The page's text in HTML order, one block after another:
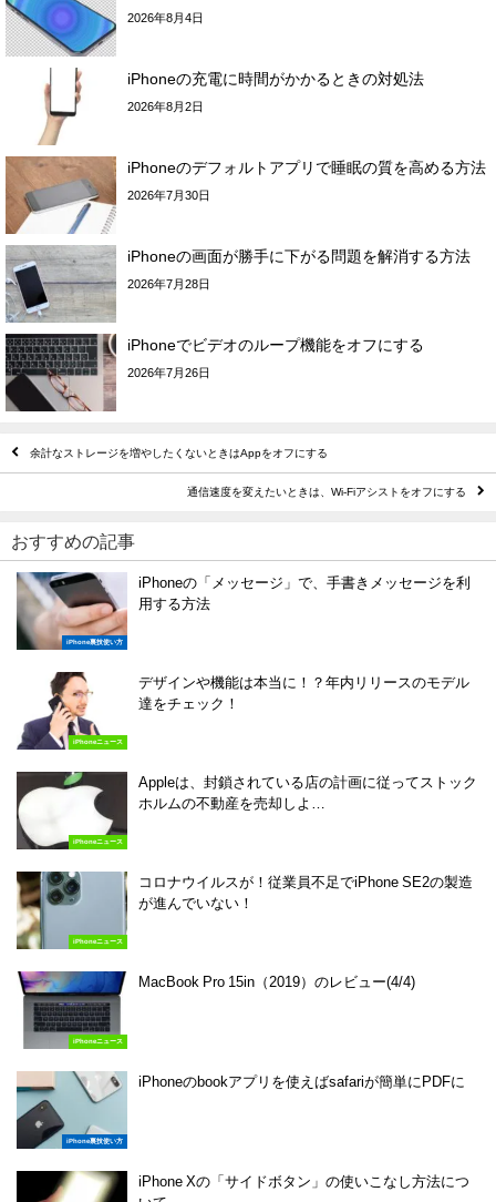
2026年8月4日
iPhoneの充電に時間がかかるときの対処法
2026年8月2日
iPhoneのデフォルトアプリで睡眠の質を高める方法
2026年7月30日
iPhoneの画面が勝手に下がる問題を解消する方法
2026年7月28日
iPhoneでビデオのループ機能をオフにする
2026年7月26日
余計なストレージを増やしたくないときはAppをオフにする
通信速度を変えたいときは、Wi-Fiアシストをオフにする
おすすめの記事
iPhone裏技使い方
iPhoneの「メッセージ」で、手書きメッセージを利
用する方法
iPhoneニュース
デザインや機能は本当に！？年内リリースのモデル
達をチェック！
iPhoneニュース
Appleは、封鎖されている店の計画に従ってストック
ホルムの不動産を売却しよ…
iPhoneニュース
コロナウイルスが！従業員不足でiPhone SE2の製造
が進んでいない！
iPhoneニュース
MacBook Pro 15in（2019）のレビュー(4/4)
iPhone裏技使い方
iPhoneのbookアプリを使えばsafariが簡単にPDFに
iPhone Xの「サイドボタン」の使いこなし方法につ